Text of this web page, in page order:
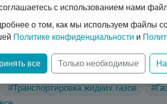
характеристики
#Газовый лазер
#Транспортировка жидких газов
с использованием нами
о том, как мы используем файлы
Политике конфиденциальности и
все Только необходимые